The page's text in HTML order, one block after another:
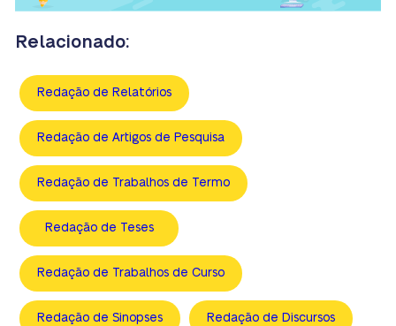
Relacionado:
Redação de Relatórios
Redação de Artigos de Pesquisa
Redação de Trabalhos de Termo
Redação de Teses
Redação de Trabalhos de Curso
Redação de Sinopses Redação de Discursos